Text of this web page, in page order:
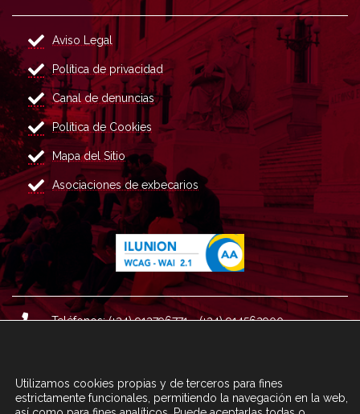
Aviso Legal
Política de privacidad
Canal de denuncias
Política de Cookies
Mapa del Sitio
Asociaciones de exbecarios
Teléfonos: (+34) 913796771 - (+34) 914562900
Correo : informacion@fundacioncarolina.es
Utilizamos cookies propias y de terceros para fines
estrictamente funcionales, permitiendo la navegación en la web,